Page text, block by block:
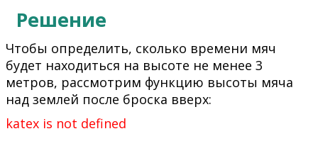
Решение
Чтобы определить, сколько времени мяч
будет находиться на высоте не менее 3
метров, рассмотрим функцию высоты мяча
над землей после броска вверх:
katex is not defined